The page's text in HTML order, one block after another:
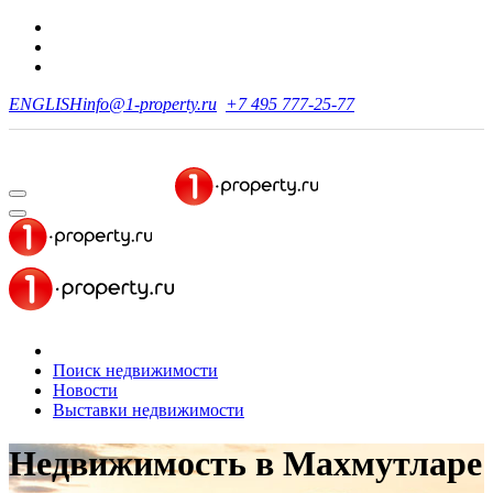
ENGLISHinfo@1-property.ru +7 495 777-25-77
Поиск недвижимости
Новости
Выставки недвижимости
Недвижимостьв Махмутларе